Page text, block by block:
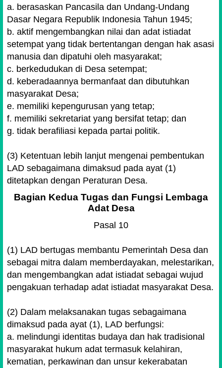
a. berasaskan Pancasila dan Undang-Undang
Dasar Negara Republik Indonesia Tahun 1945;
b. aktif mengembangkan nilai dan adat istiadat
setempat yang tidak bertentangan dengan hak asasi
manusia dan dipatuhi oleh masyarakat;
c. berkedudukan di Desa setempat;
d. keberadaannya bermanfaat dan dibutuhkan
masyarakat Desa;
e. memiliki kepengurusan yang tetap;
f. memiliki sekretariat yang bersifat tetap; dan
g. tidak berafiliasi kepada partai politik.
(3) Ketentuan lebih lanjut mengenai pembentukan
LAD sebagaimana dimaksud pada ayat (1)
ditetapkan dengan Peraturan Desa.
Bagian Kedua Tugas dan Fungsi Lembaga
Adat Desa
Pasal 10
(1) LAD bertugas membantu Pemerintah Desa dan
sebagai mitra dalam memberdayakan, melestarikan,
dan mengembangkan adat istiadat sebagai wujud
pengakuan terhadap adat istiadat masyarakat Desa.
(2) Dalam melaksanakan tugas sebagaimana
dimaksud pada ayat (1), LAD berfungsi:
a. melindungi identitas budaya dan hak tradisional
masyarakat hukum adat termasuk kelahiran,
kematian, perkawinan dan unsur kekerabatan